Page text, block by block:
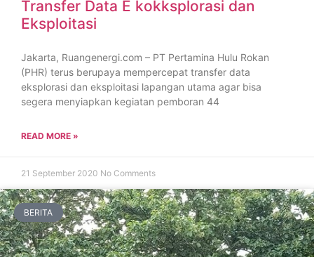
Transfer Data E kokksplorasi dan
Eksploitasi
Jakarta, Ruangenergi.com – PT Pertamina Hulu Rokan
(PHR) terus berupaya mempercepat transfer data
eksplorasi dan eksploitasi lapangan utama agar bisa
segera menyiapkan kegiatan pemboran 44
READ MORE »
21 September 2020 No Comments
BERITA